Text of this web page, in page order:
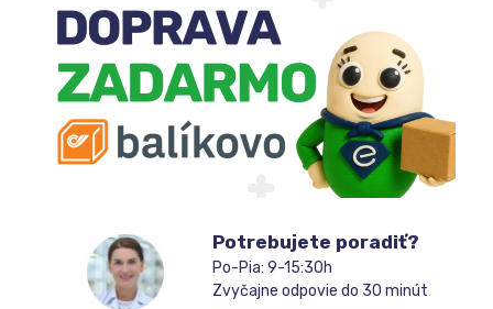
Potrebujete poradiť?
Po-Pia: 9-15:30h
Zvyčajne odpovie do 30 minút